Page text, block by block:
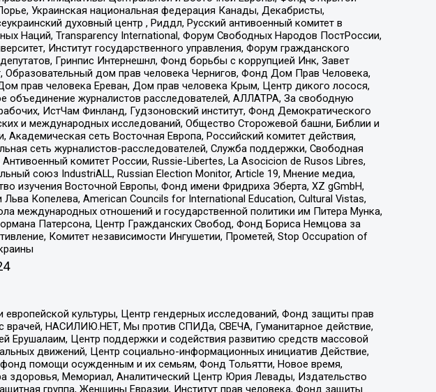
Украинская национальная федерация Канады, Декабристы,
духовный центр , Риддл, Русский антивоенный комитет в
Наций, Transparеncy International, Форум Свободных Народов ПостРоссии,
Институт государственного управления, Форум гражданского
Гринпис Интернешнл, Фонд борьбы с коррупцией Инк, Завет
Образовательный дом прав человека Чернигов, Фонд Дом Прав Человека,
прав человека Ереван, Дом прав человека Крым, Центр дикого лосося,
объединение журналистов расследователей, АЛЛАТРА, За свободную
ИстЧам Финланд, Гудзоновский институт, Фонд Демократического
и международных исследований, Общество Сторожевой башни, Библии и
сеть Восточная Европа, Российский комитет действия,
сеть журналистов-расследователей, Служба поддержки, Свободная
комитет России, Russie-Libertes, La Asocicion de Rusos Libres,
союз IndustriALL, Russian Election Monitor, Article 19, Мнение медиа,
изучения Восточной Европы, Фонд имени Фридриха Эберта, XZ gGmbH,
Копелева, American Councils for International Education, Cultural Vistas,
международных отношений и государственной политики им Питера Мунка,
Патерсона, Центр Гражданских Свобод, Фонд Бориса Немцова за
Комитет независимости Ингушетии, Прометей, Stop Occupation of
культуры, Центр гендерных исследований, Фонд защиты прав
врачей, НАСИЛИЮ.НЕТ, Мы против СПИДа, СВЕЧА, Гуманитарное действие,
Ерушалаим, Центр поддержки и содействия развитию средств массовой
движений, Центр социально-информационных инициатив Действие,
помощи осужденным и их семьям, Фонд Тольятти, Новое время,
здоровья, Мемориал, Аналитический Центр Юрия Левады, Издательство
группа, Женщины Евразии, Институт прав человека, Фонд защиты